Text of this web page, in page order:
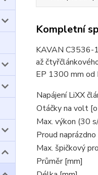
Kompletní
KAVAN C3536-
až
EP 1300 mm od
Napájení LiXX
Otáčky na volt
Max. výkon (30
Proud
Max. špičkový
Průměr [mm]